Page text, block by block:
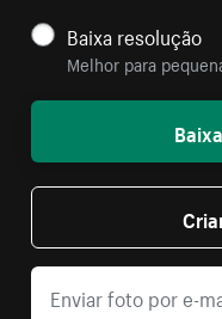
Baixa resolução
Melhor para